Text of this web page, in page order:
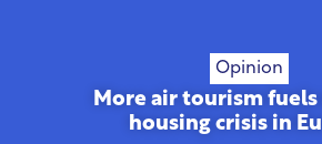
Opinion
More air tourism fuels
housing crisis in